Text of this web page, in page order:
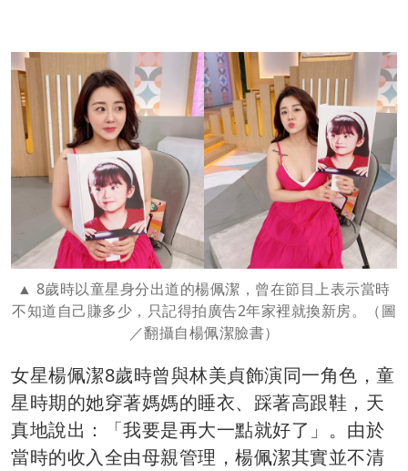
8歲時以童星身分出道的楊佩潔，曾在節目上表示當時
不知道自己賺多少，只記得拍廣告2年家裡就換新房。（圖
／翻攝自楊佩潔臉書）
女星楊佩潔8歲時曾與林美貞飾演同一角色，童
星時期的她穿著媽媽的睡衣、踩著高跟鞋，天
真地說出：「我要是再大一點就好了」。由於
當時的收入全由母親管理，楊佩潔其實並不清